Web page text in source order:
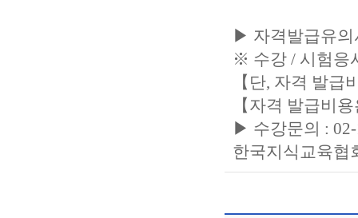
▶ 자격발급유의
※ 수강 / 시험응
【단, 자격 발급
【자격 발급비
▶ 수강문의 :
한국지식교육협